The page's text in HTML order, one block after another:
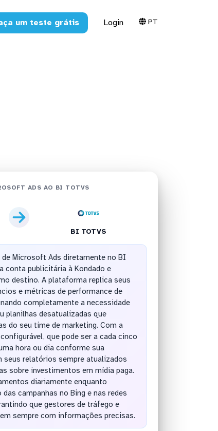
um teste grátis Login PT
ADS AO BI TOTVS
BI TOTVS
de Microsoft Ads diretamente no BI
conta publicitária à Kondado e
destino. A plataforma replica seus
e métricas de performance de
completamente a necessidade
planilhas desatualizadas que
do seu time de marketing. Com a
que pode ser a cada cinco
hora ou dia conforme sua
seus relatórios sempre atualizados
sobre investimentos em mídia paga.
diariamente enquanto
campanhas no Bing e nas redes
que gestores de tráfego e
sempre com informações precisas.